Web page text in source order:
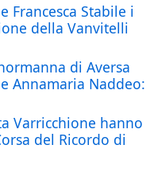
Francesca Stabile i
della Vanvitelli
di Aversa
Annamaria Naddeo:
Varricchione hanno
del Ricordo di